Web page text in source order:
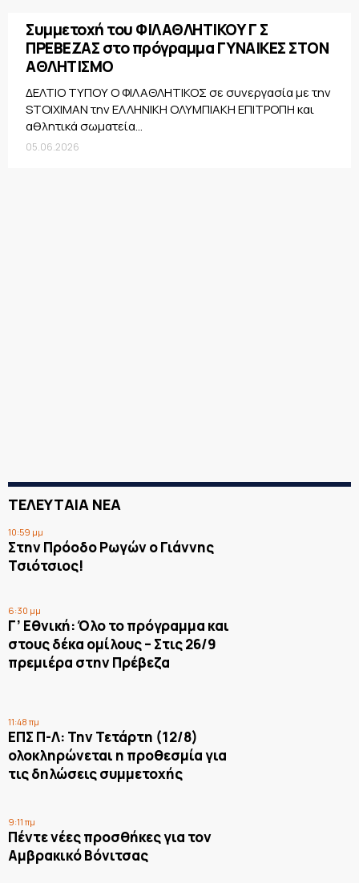
Συμμετοχή του ΦΙΛΑΘΛΗΤΙΚΟΥ Γ Σ
ΠΡΕΒΕΖΑΣ στο πρόγραμμα ΓΥΝΑΙΚΕΣ ΣΤΟΝ
ΑΘΛΗΤΙΣΜΟ
ΔΕΛΤΙΟ ΤΥΠΟΥ Ο ΦΙΛΑΘΛΗΤΙΚΟΣ σε συνεργασία με την
STOIXIMAN την ΕΛΛΗΝΙΚΗ ΟΛΥΜΠΙΑΚΗ ΕΠΙΤΡΟΠΗ και
αθλητικά σωματεία...
05.06.2026
ΤΕΛΕΥΤΑΙΑ ΝΕΑ
10:59 μμ
Στην Πρόοδο Ρωγών ο Γιάννης
Τσιότσιος!
6:30 μμ
Γ’ Εθνική: Όλο το πρόγραμμα και
στους δέκα ομίλους – Στις 26/9
πρεμιέρα στην Πρέβεζα
11:48 πμ
ΕΠΣ Π-Λ: Την Τετάρτη (12/8)
ολοκληρώνεται η προθεσμία για
τις δηλώσεις συμμετοχής
9:11 πμ
Πέντε νέες προσθήκες για τον
Αμβρακικό Βόνιτσας